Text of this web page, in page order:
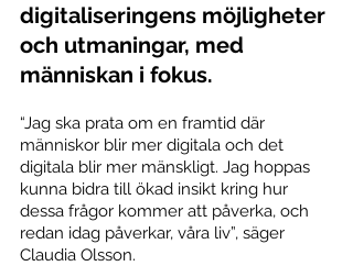
digitaliseringens möjligheter
och utmaningar, med
människan i fokus.
“Jag ska prata om en framtid där
människor blir mer digitala och det
digitala blir mer mänskligt. Jag hoppas
kunna bidra till ökad insikt kring hur
dessa frågor kommer att påverka, och
redan idag påverkar, våra liv”, säger
Claudia Olsson.